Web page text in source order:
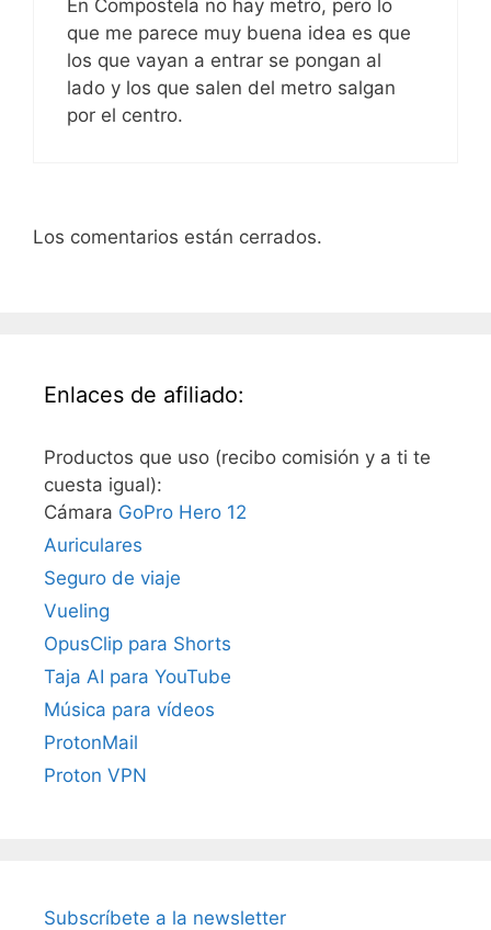
En Compostela no hay metro, pero lo
que me parece muy buena idea es que
los que vayan a entrar se pongan al
lado y los que salen del metro salgan
por el centro.
Los comentarios están cerrados.
Enlaces de afiliado:
Productos que uso (recibo comisión y a ti te
cuesta igual):
Cámara GoPro Hero 12
Auriculares
Seguro de viaje
Vueling
OpusClip para Shorts
Taja AI para YouTube
Música para vídeos
ProtonMail
Proton VPN
Subscríbete a la newsletter